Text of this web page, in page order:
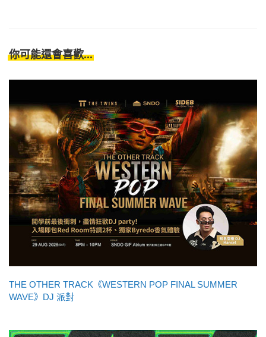
你可能還會喜歡...
THE OTHER TRACK《WESTERN POP FINAL SUMMER
WAVE》DJ 派對